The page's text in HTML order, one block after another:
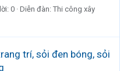
0 Diễn đàn: Thi công xây
trí, sỏi đen bóng, sỏi